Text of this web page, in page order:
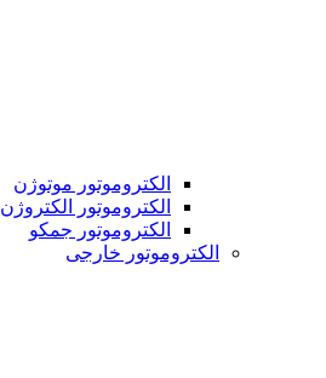
الکتروموتور موتوژن
الکتروموتور الکتروژن
الکتروموتور جمکو
الکتروموتور خارجی